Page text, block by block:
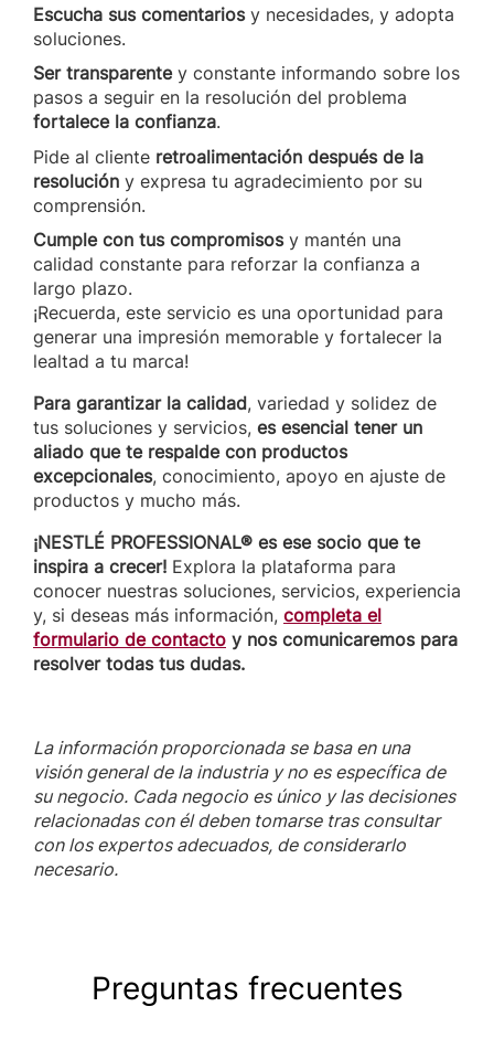
Escucha sus comentariosy necesidades, y adopta
soluciones.
Ser transparentey constante informando sobre los
pasos a seguir en la resolución del problema
fortalece la confianza.
Pide al cliente retroalimentación después de la
resolución y expresa tu agradecimiento por su
comprensión.
Cumple con tus compromisosy mantén una
calidad constante para reforzar la confianza a
largo plazo.
¡Recuerda, este servicio es una oportunidad para
generar una impresión memorable y fortalecer la
lealtad a tu marca!
Para garantizar la calidad, variedad y solidez de
tus soluciones y servicios, es esencial tener un
aliado que te respalde con productos
excepcionales, conocimiento, apoyo en ajuste de
productos y mucho más.
¡NESTLÉ PROFESSIONAL® es ese socio que te
inspira a crecer! Explora la plataforma para
conocer nuestras soluciones, servicios, experiencia
y, si deseas más información, completa el
formulario de contacto y nos comunicaremos para
resolver todas tus dudas.
La información proporcionada se basa en una
visión general de la industria y no es específica de
su negocio. Cada negocio es único y las decisiones
relacionadas con él deben tomarse tras consultar
con los expertos adecuados, de considerarlo
necesario.
Preguntas frecuentes